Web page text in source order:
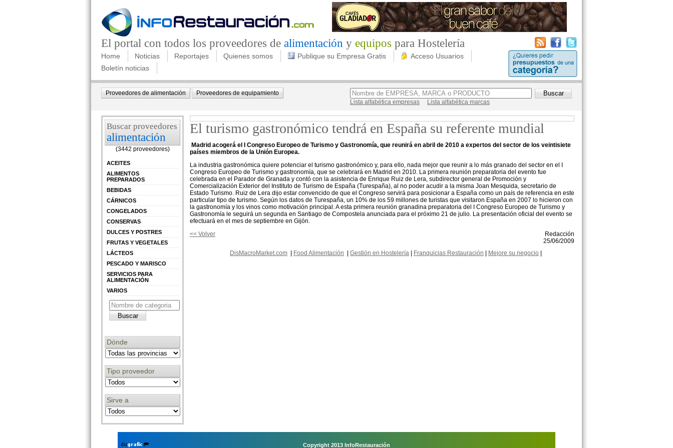
El portal con todos los proveedores de alimentación y equipos para Hostelería
Home Noticias Reportajes Quienes somos Publique su Empresa Gratis
Acceso Usuarios
Boletín noticias
Proveedores de alimentación
Proveedores de equipamiento
Lista alfabética empresas
Lista alfabética marcas
Buscar proveedores
alimentación
(3442 proveedores)
ACEITES
ALIMENTOS
PREPARADOS
BEBIDAS
CÁRNICOS
CONGELADOS
CONSERVAS
DULCES Y POSTRES
FRUTAS Y VEGETALES
LÁCTEOS
PESCADO Y MARISCO
SERVICIOS PARA
ALIMENTACIÓN
VARIOS
Dónde
Tipo proveedor
Sirve a
El turismo gastronómico tendrá en España su referente mundial
Madrid acogerá el I Congreso Europeo de Turismo y Gastronomía, que reunirá en abril de 2010 a expertos del sector de los veintisiete
países miembros de la Unión Europea.
La industria gastronómica quiere potenciar el turismo gastronómico y, para ello, nada mejor que reunir a lo más granado del sector en el I
Congreso Europeo de Turismo y gastronomía, que se celebrará en Madrid en 2010. La primera reunión preparatoria del evento fue
celebrada en el Parador de Granada y contó con la asistencia de Enrique Ruiz de Lera, subdirector general de Promoción y
Comercialización Exterior del Instituto de Turismo de España (Turespaña), al no poder acudir a la misma Joan Mesquida, secretario de
Estado Turismo. Ruiz de Lera dijo estar convencido de que el Congreso servirá para posicionar a España como un país de referencia en este
particular tipo de turismo. Según los datos de Turespaña, un 10% de los 59 millones de turistas que visitaron España en 2007 lo hicieron con
la gastronomía y los vinos como motivación principal. A esta primera reunión granadina preparatoria del I Congreso Europeo de Turismo y
Gastronomía le seguirá un segunda en Santiago de Compostela anunciada para el próximo 21 de julio. La presentación oficial del evento se
efectuará en el mes de septiembre en Gijón.
<< Volver
Redacción
25/06/2009
DisMacroMarket.com
Food Alimentación Gestión en Hostelería Franquicias Restauración Mejore su negocio
Copyright 2013 InfoRestauración